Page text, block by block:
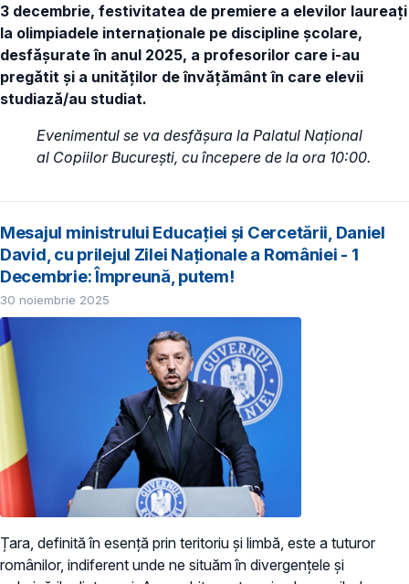
3 decembrie, festivitatea de premiere a elevilor laureați
la olimpiadele internaționale pe discipline școlare,
desfășurate în anul 2025, a profesorilor care i-au
pregătit și a unităților de învățământ în care elevii
studiază/au studiat.
Evenimentul se va desfășura la Palatul Național
al Copiilor București, cu începere de la ora 10:00.
Mesajul ministrului Educației și Cercetării, Daniel
David, cu prilejul Zilei Naționale a României - 1
Decembrie: Împreună, putem!
30 noiembrie 2025
Țara, definită în esență prin teritoriu și limbă, este a tuturor
românilor, indiferent unde ne situăm în divergențele și